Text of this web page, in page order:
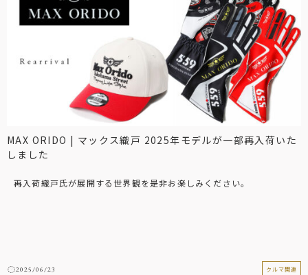
MAX ORIDO | マックス織戸 2025年モデルが一部再入荷いた
しました
再入荷織戸氏が展開する世界観を是非お楽しみください。
2025/06/23 クルマ関連